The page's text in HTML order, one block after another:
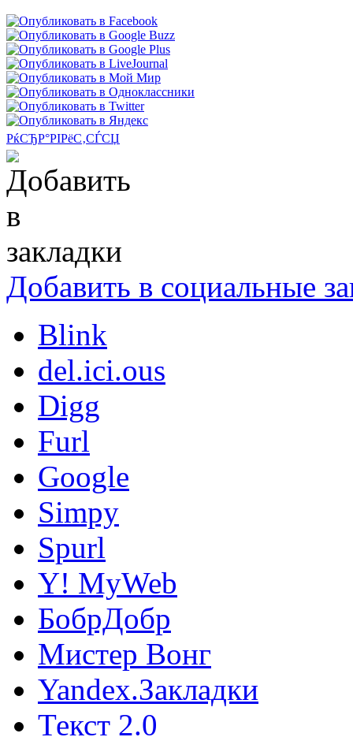
РќСЂР°РІРёС‚СЃСЏ
Добавить в социальные
Blink
del.ici.ous
Digg
Furl
Google
Simpy
Spurl
Y! MyWeb
БобрДобр
Мистер Вонг
Yandex.Закладки
Текст 2.0